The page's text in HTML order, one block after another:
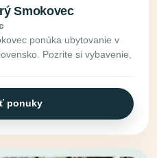
Smokovec
ponúka ubytovanie v
Pozrite si vybavenie,
ponuky